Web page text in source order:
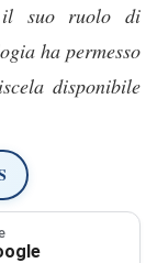
il suo ruolo di
ha permesso
disponibile